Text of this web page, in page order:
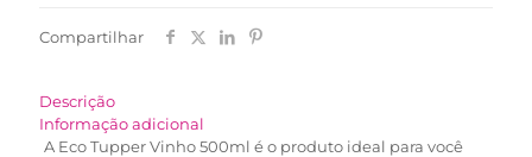
Compartilhar
Descrição
Informação adicional
A Eco Tupper Vinho 500ml é o produto ideal para você